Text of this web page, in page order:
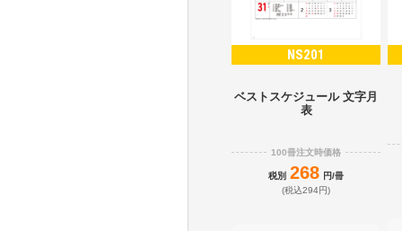
NS201
ベストスケジュール 文字月
表
100冊注文時価格
税別 268 円/冊
(税込294円)